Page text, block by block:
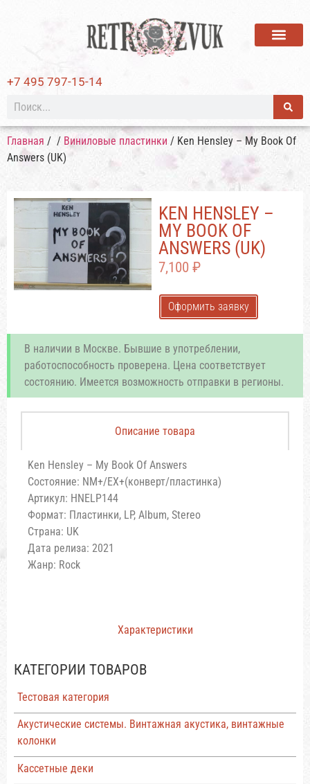
+7 495 797-15-14
Главная / / Виниловые пластинки / Ken Hensley – My Book Of
Answers (UK)
КАТЕГОРИИ ТОВАРОВ
Тестовая категория
Акустические системы. Винтажная акустика, винтажные
колонки
Кассетные деки
KEN HENSLEY –
MY BOOK OF
ANSWERS (UK)
7,100 ₽
Оформить заявку
В наличии в Москве. Бывшие в употреблении,
работоспособность проверена. Цена соответствует
состоянию. Имеется возможность отправки в регионы.
Описание товара
Характеристики
Ken Hensley – My Book Of Answers
Состояние: NM+/EX+(конверт/пластинка)
Артикул: HNELP144
Формат: Пластинки, LP, Album, Stereo
Страна: UK
Дата релиза: 2021
Жанр: Rock